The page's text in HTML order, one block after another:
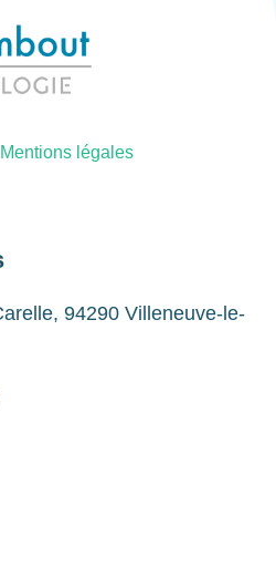
Mentions légales
94290 Villeneuve-le-